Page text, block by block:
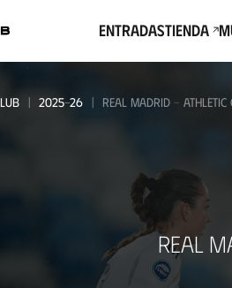
EntradasTienda
2025-26 REAL MADRID - ATHLETIC
REAL